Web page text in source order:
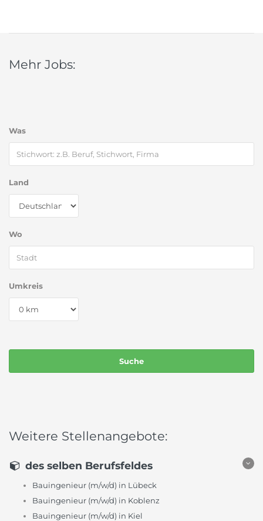
Mehr Jobs:
Was
Land
Wo
Umkreis
Weitere Stellenangebote:
des selben Berufsfeldes
Bauingenieur (m/w/d) in Lübeck
Bauingenieur (m/w/d) in Koblenz
Bauingenieur (m/w/d) in Kiel